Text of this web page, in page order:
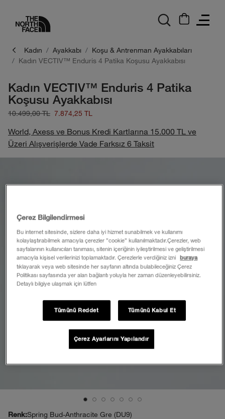
Kadın Ayakkabı
Koşu & Antrenman Ayakkabıları
Kadın VECTIV™ Enduris 4 Patika Koşusu Ayakkabısı
Kadın VECTIV™ Enduris 4 Patika
Koşusu Ayakkabısı
7.874,25 TL
10.499,00 TL
World, Axess ve Bonus Kredi Kartlarına 15.000 TL ve
Üzeri Alışverişlerde Vade Farksız 6 Taksit
Renk:Spring Bud-Anthracite Gre (DU9)
Çerez Bilgilendirmesi
Bu internet sitesinde, sizlere daha iyi hizmet sunabilmek ve kullanımı
kolaylaştırabilmek amacıyla çerezler ”cookie” kullanılmaktadır.Çerezler, web
sayfalarının kullanıcıları tanıması, sitenin içeriğinin iyileştirilmesi ve geliştirilmesi
amacıyla kişisel verilerinizi toplamaktadır. Çerezlerle verdiğiniz izni
buraya
tıklayarak veya web sitesinde her sayfanın altında bulabileceğiniz Çerez
Politikası sayfasında yer alan bağlantı yoluyla her zaman düzenleyebilirsiniz.
Detaylı bilgiye ulaşmak için lütfen
Tümünü Reddet Tümünü Kabul Et
Çerez Ayarlarını Yapılandır